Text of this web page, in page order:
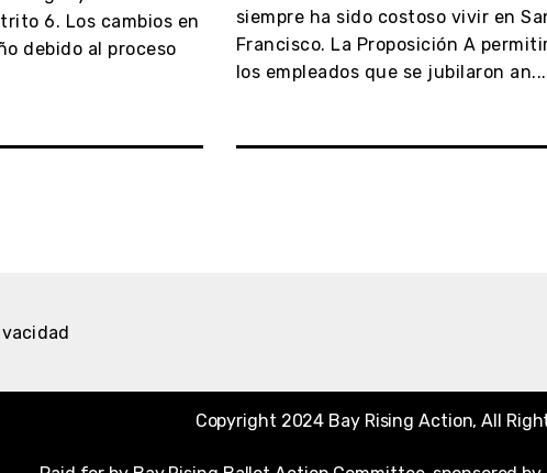
6. Los cambios en
debido al proceso
siempre ha sido costoso vivir en
Francisco. La Proposición A
los empleados que se jubilaron an...
Copyright 2024 Bay Rising Action, All